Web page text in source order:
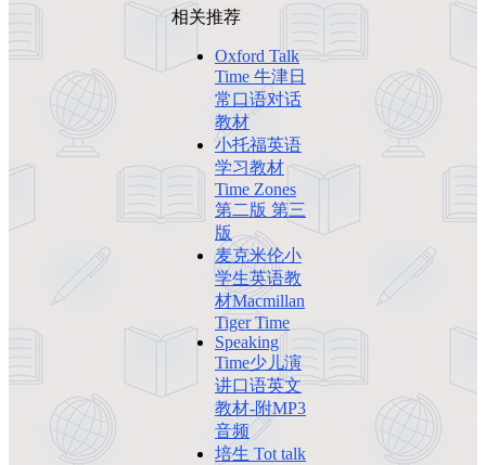
相关推荐
Oxford Talk
Time 牛津日
常口语对话
教材
小托福英语
学习教材
Time Zones
第二版 第三
版
麦克米伦小
学生英语教
材Macmillan
Tiger Time
Speaking
Time少儿演
讲口语英文
教材-附MP3
音频
培生 Tot talk